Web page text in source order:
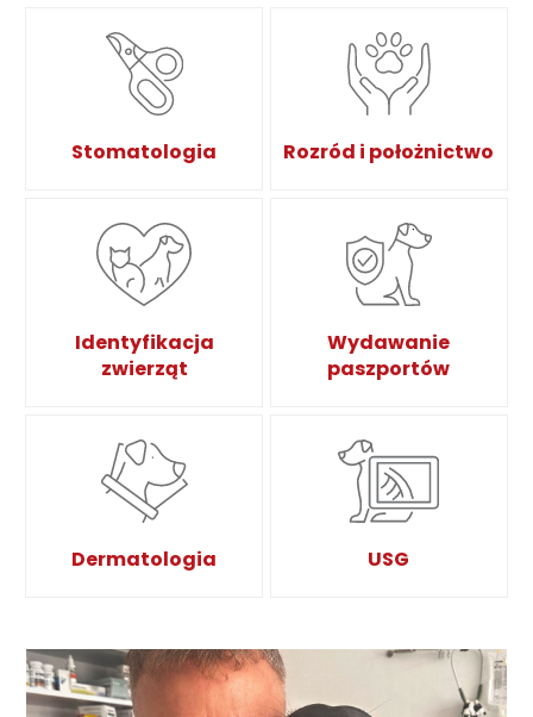
Stomatologia Rozród i położnictwo
Identyfikacja
zwierząt
Wydawanie
paszportów
Dermatologia USG